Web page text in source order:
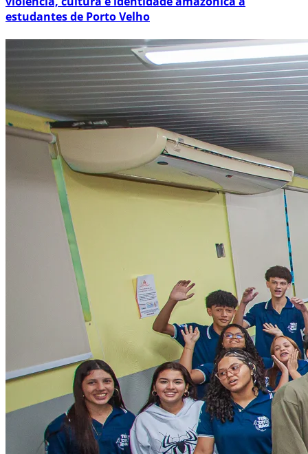
estudantes de Porto Velho